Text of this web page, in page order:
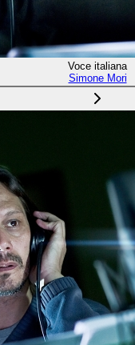
Voce italiana
Simone Mori